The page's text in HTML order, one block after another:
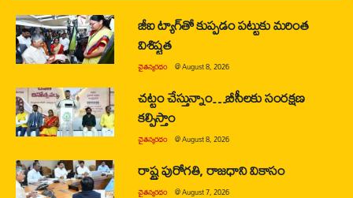
జీఐ ట్యాగ్‌తో కుప్పడం పట్టుకు మరింత
విశిష్టత
చైతన్యరధం @August 8, 2026
చట్టం చేస్తున్నాం…బీసీలకు సంరక్షణ
కల్పిస్తాం
చైతన్యరధం @August 8, 2026
రాష్ట్ర పురోగతి, రాజధాని వికాసం
చైతన్యరధం @August 7, 2026